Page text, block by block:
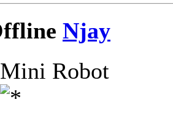
Njay
Mini Robot